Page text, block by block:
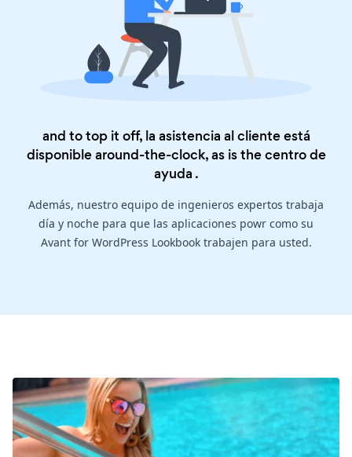
and to top it off, la asistencia al cliente está
disponible around-the-clock, as is thecentro de
ayuda .
Además, nuestro equipo de ingenieros expertos trabaja
día y noche para que las aplicaciones powr como su
Avant for WordPress Lookbook trabajen para usted.